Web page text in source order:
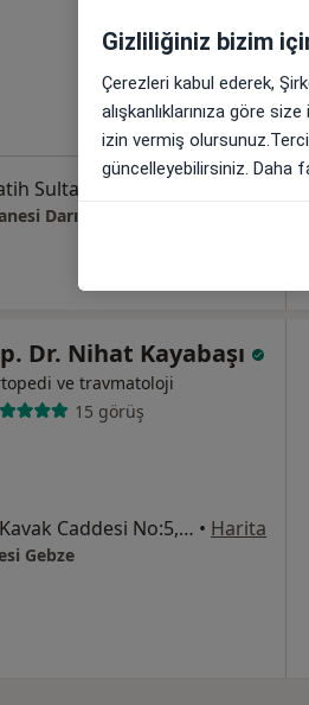
Darıca
Dr. Nihat Kayabaşı
ve travmatoloji
15 görüş
Güzeller Mahallesi Kavak Caddesi No:5, Gebze • Harita
Gebze
Gizliliğiniz bizim
Çerezleri kabul ederek,
alışkanlıklarınıza göre
izin vermiş
güncelleyebilirsiniz. Daha